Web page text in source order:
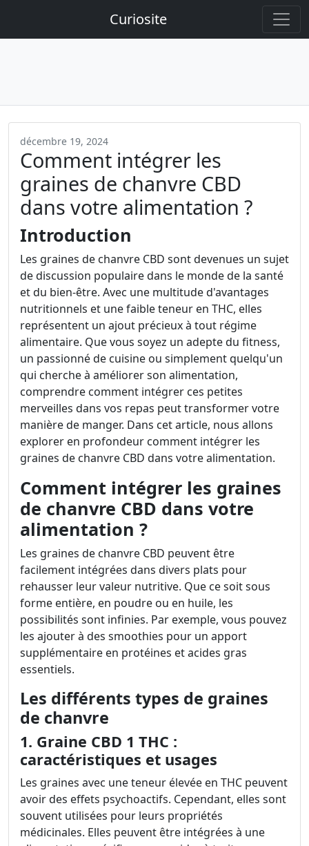
Curiosite
décembre 19, 2024
Comment intégrer les
graines de chanvre CBD
dans votre alimentation ?
Introduction
Les graines de chanvre CBD sont devenues un sujet
de discussion populaire dans le monde de la santé
et du bien-être. Avec une multitude d'avantages
nutritionnels et une faible teneur en THC, elles
représentent un ajout précieux à tout régime
alimentaire. Que vous soyez un adepte du fitness,
un passionné de cuisine ou simplement quelqu'un
qui cherche à améliorer son alimentation,
comprendre comment intégrer ces petites
merveilles dans vos repas peut transformer votre
manière de manger. Dans cet article, nous allons
explorer en profondeur comment intégrer les
graines de chanvre CBD dans votre alimentation.
Comment intégrer les graines
de chanvre CBD dans votre
alimentation ?
Les graines de chanvre CBD peuvent être
facilement intégrées dans divers plats pour
rehausser leur valeur nutritive. Que ce soit sous
forme entière, en poudre ou en huile, les
possibilités sont infinies. Par exemple, vous pouvez
les ajouter à des smoothies pour un apport
supplémentaire en protéines et acides gras
essentiels.
Les différents types de graines
de chanvre
1. Graine CBD 1 THC :
caractéristiques et usages
Les graines avec une teneur élevée en THC peuvent
avoir des effets psychoactifs. Cependant, elles sont
souvent utilisées pour leurs propriétés
médicinales. Elles peuvent être intégrées à une